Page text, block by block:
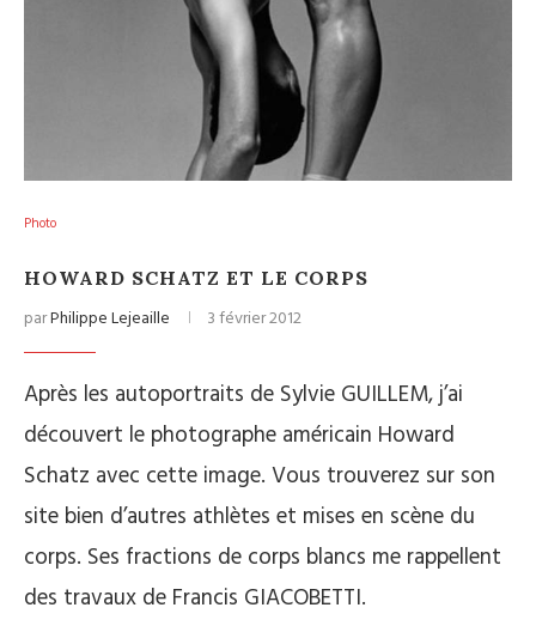
Photo
HOWARD SCHATZ ET LE CORPS
parPhilippe Lejeaille 3 février 2012
Après les autoportraits de Sylvie GUILLEM, j’ai
découvert le photographe américain Howard
Schatz avec cette image. Vous trouverez sur son
site bien d’autres athlètes et mises en scène du
corps. Ses fractions de corps blancs me rappellent
des travaux de Francis GIACOBETTI.